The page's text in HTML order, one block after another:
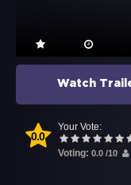
Watch
0.0
Your Vote:
Voting: 0.0 /10